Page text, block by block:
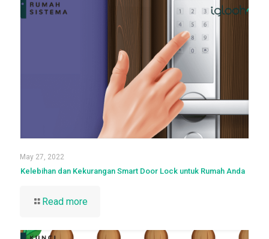
May 27, 2022
Kelebihan dan Kekurangan Smart Door Lock untuk Rumah Anda
Read more